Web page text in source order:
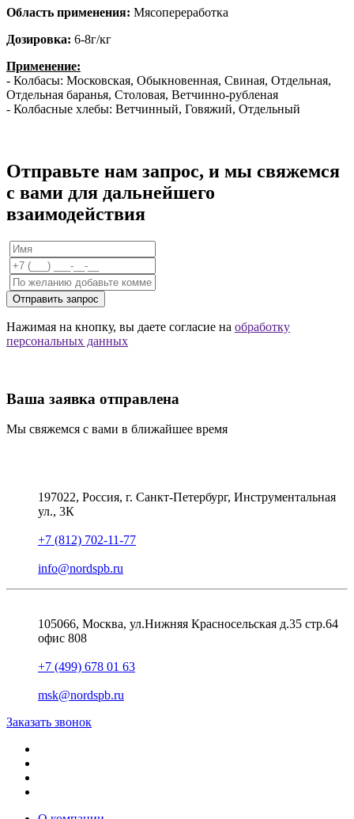
Область применения: Мясопереработка
Дозировка: 6-8г/кг
Применение:
- Колбасы: Московская, Обыкновенная, Свиная, Отдельная,
Отдельная баранья, Столовая, Ветчинно-рубленая
- Колбасные хлебы: Ветчинный, Говяжий, Отдельный
Отправьте нам запрос, и мы свяжемся
с вами для дальнейшего
взаимодействия
Отправить запрос
Нажимая на кнопку, вы даете согласие на обработку
персональных данных
Ваша заявка отправлена
Мы свяжемся с вами в ближайшее время
197022, Россия, г. Санкт-Петербург, Инструментальная
ул., 3К
+7 (812) 702-11-77
info@nordspb.ru
105066, Москва, ул.Нижняя Красносельская д.35 стр.64
офис 808
+7 (499) 678 01 63
msk@nordspb.ru
Заказать звонок